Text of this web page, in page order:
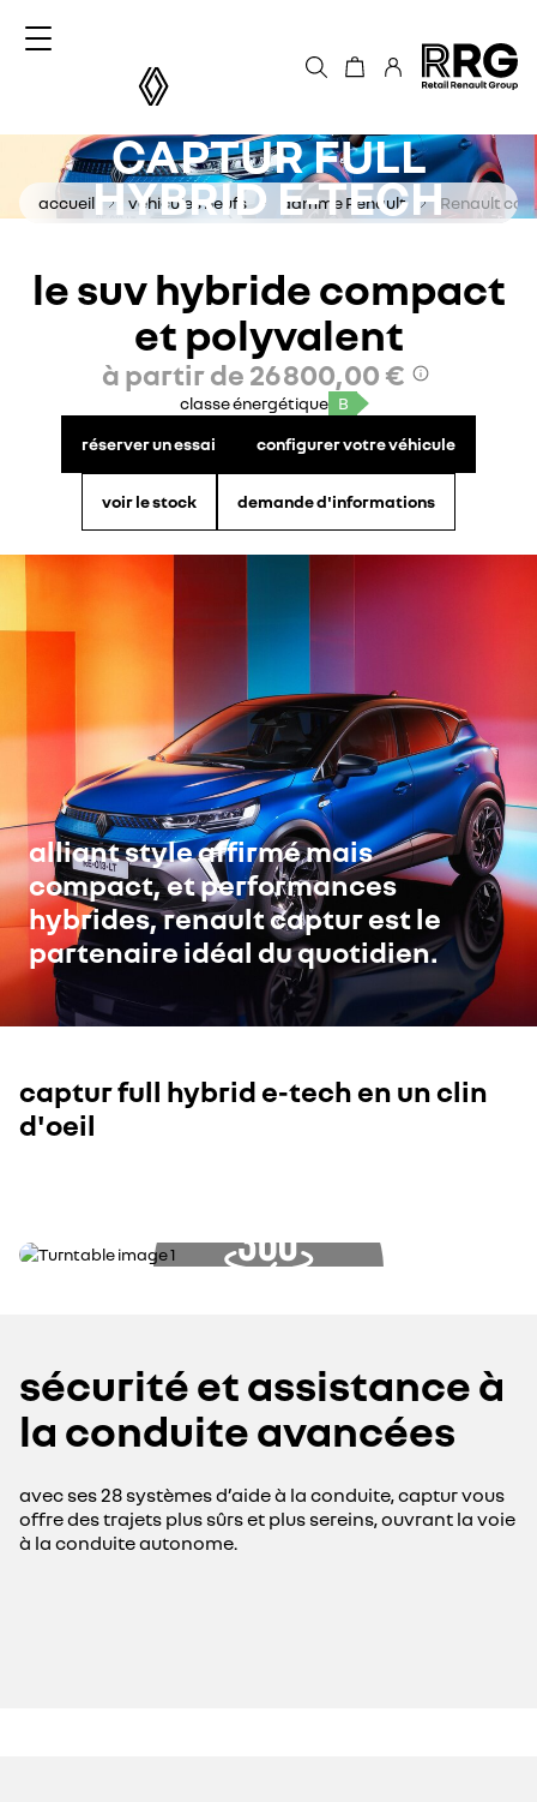
accueil véhicules neufs gamme Renault Renault
CAPTUR FULL
HYBRID E-TECH
le suv hybride compact
et polyvalent
à partir de 26 800,00 €
classe énergétique B
réserver un essai
configurer votre véhicule
voir le stock demande d'informations
alliant style affirmé mais
compact, et performances
hybrides, renault captur est le
partenaire idéal du quotidien.
captur full hybrid e-tech en un clin
d'oeil
captur full hybrid e-techen vue
360°
sécurité et assistance à
la conduite avancées
avec ses 28 systèmes d’aide à la conduite, captur vous
offre des trajets plus sûrs et plus sereins, ouvrant la voie
à la conduite autonome.